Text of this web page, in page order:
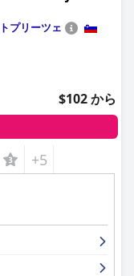
気配りの行き届いた
、ゲストの滞在を向
。家族連れやペット
われた仲間たちが快
スを備えており、ホ
設を含む、十分で
ービスは一般的に信
るほとんどのゲスト
、戦略的なロケーシ
そして卓越したサー
りの選択肢となって
プリーツェ
$102 から
+5